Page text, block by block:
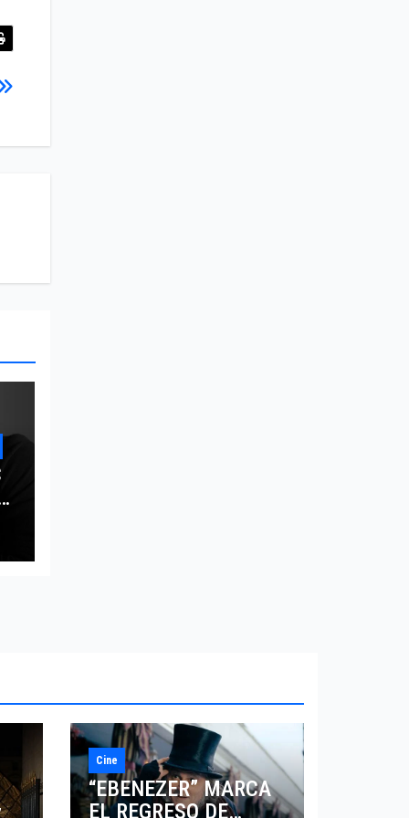
Cine
“EBENEZER” MARCA
EL REGRESO DE